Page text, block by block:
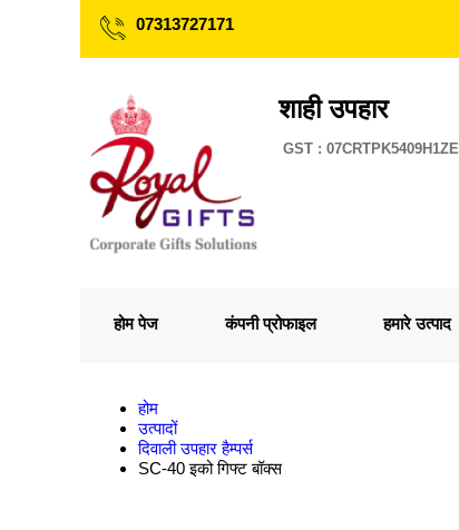
07313727171
शाही उपहार
GST : 07CRTPK5409H1ZE
होम पेज कंपनी प्रोफाइल हमारे उत्पाद
होम
उत्पादों
दिवाली उपहार हैम्पर्स
SC-40 इको गिफ्ट बॉक्स